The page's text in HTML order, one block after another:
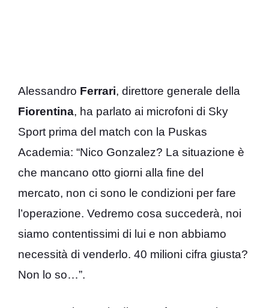
Alessandro Ferrari, direttore generale della
Fiorentina, ha parlato ai microfoni di Sky
Sport prima del match con la Puskas
Academia: “Nico Gonzalez? La situazione è
che mancano otto giorni alla fine del
mercato, non ci sono le condizioni per fare
l’operazione. Vedremo cosa succederà, noi
siamo contentissimi di lui e non abbiamo
necessità di venderlo. 40 milioni cifra giusta?
Non lo so…”.